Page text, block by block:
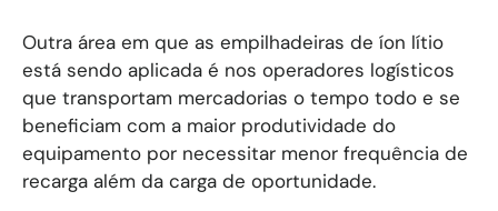
Outra área em que as empilhadeiras de íon lítio
está sendo aplicada é nos operadores logísticos
que transportam mercadorias o tempo todo e se
beneficiam com a maior produtividade do
equipamento por necessitar menor frequência de
recarga além da carga de oportunidade.